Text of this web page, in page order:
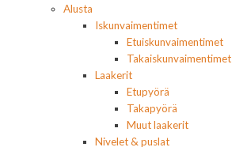
Alusta
Iskunvaimentimet
Etuiskunvaimentimet
Takaiskunvaimentimet
Laakerit
Etupyörä
Takapyörä
Muut laakerit
Nivelet & puslat